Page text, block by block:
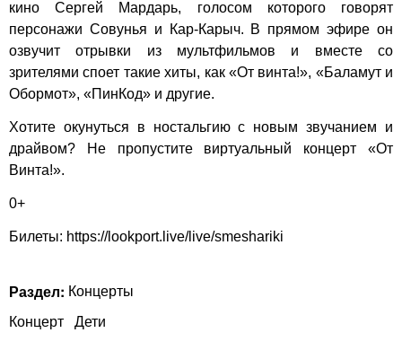
кино Сергей Мардарь, голосом которого говорят
персонажи Совунья и Кар-Карыч. В прямом эфире он
озвучит отрывки из мультфильмов и вместе со
зрителями споет такие хиты, как «От винта!», «Баламут и
Обормот», «ПинКод» и другие.
Хотите окунуться в ностальгию с новым звучанием и
драйвом? Не пропустите виртуальный концерт «От
Винта!».
0+
Билеты: https://lookport.live/live/smeshariki
Раздел: Концерты
Концерт
Дети